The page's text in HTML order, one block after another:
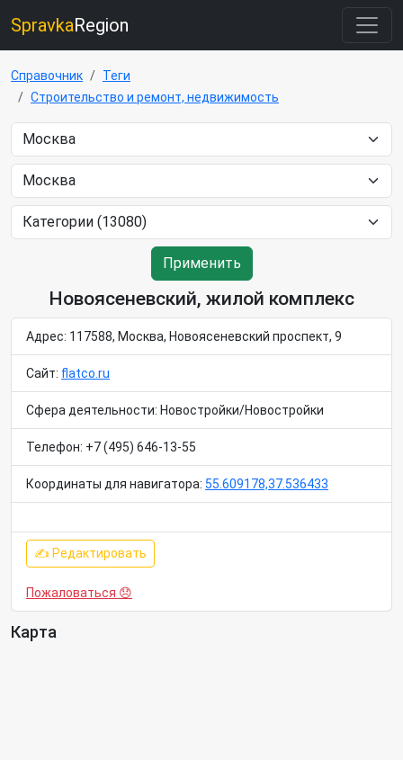
SpravkaRegion
Справочник
Теги
Строительство и ремонт, недвижимость
Применить
Новоясеневский, жилой комплекс
Адрес: 117588, Москва, Новоясеневский проспект, 9
Сайт: flatco.ru
Сфера деятельности: Новостройки/Новостройки
Телефон: +7 (495) 646-13-55
Координаты для навигатора: 55.609178,37.536433
✍ Редактировать
Пожаловаться 😞
Карта